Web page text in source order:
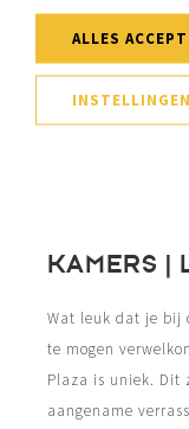
KAMERS |
Wat leuk dat je bij
te mogen
Plaza is uniek. Dit
aangename
ALLES
INSTELLINGEN